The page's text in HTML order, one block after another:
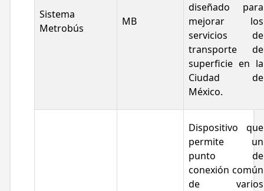
Sistema
Metrobús
MB
diseñado para
mejorar los
servicios de
transporte de
superficie en la
Ciudad de
México.
Dispositivo que
permite un
punto de
conexión común
de varios